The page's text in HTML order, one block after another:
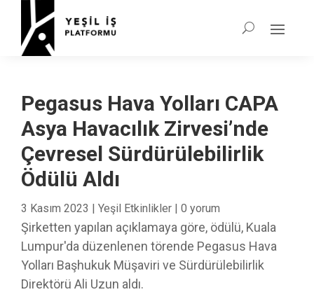
Pegasus Hava Yolları CAPA
Asya Havacılık Zirvesi’nde
Çevresel Sürdürülebilirlik
Ödülü Aldı
3 Kasım 2023 | Yeşil Etkinlikler | 0 yorum
Şirketten yapılan açıklamaya göre, ödülü, Kuala
Lumpur'da düzenlenen törende Pegasus Hava
Yolları Başhukuk Müşaviri ve Sürdürülebilirlik
Direktörü Ali Uzun aldı.